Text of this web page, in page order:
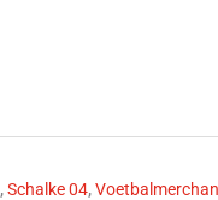
,Schalke 04,